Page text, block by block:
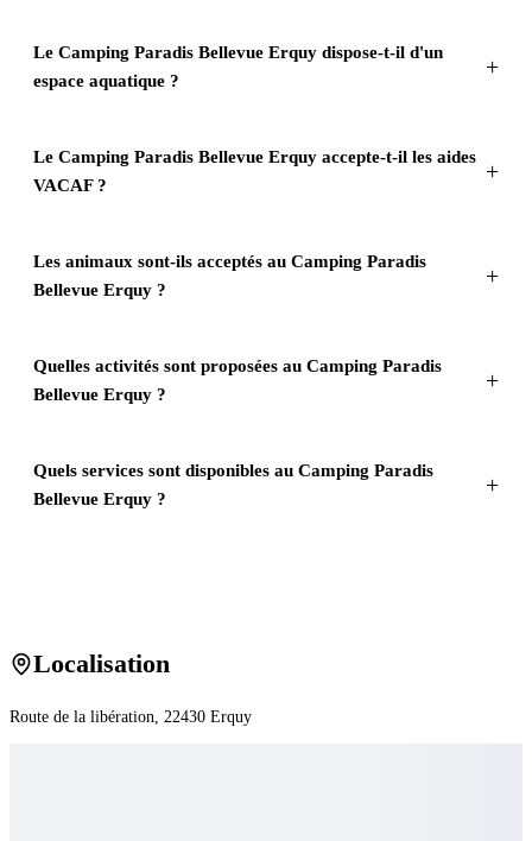
Le Camping Paradis Bellevue Erquy dispose-t-il d'un
espace aquatique ?
Le Camping Paradis Bellevue Erquy accepte-t-il les aides
VACAF ?
Les animaux sont-ils acceptés au Camping Paradis
Bellevue Erquy ?
Quelles activités sont proposées au Camping Paradis
Bellevue Erquy ?
Quels services sont disponibles au Camping Paradis
Bellevue Erquy ?
Localisation
Route de la libération , 22430 Erquy